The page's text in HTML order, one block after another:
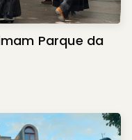
Parque da